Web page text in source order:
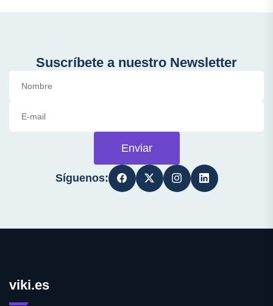
Suscríbete a nuestro Newsletter
Enviar
Síguenos:
viki.es